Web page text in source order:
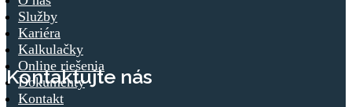
Služby
Kariéra
Kalkulačky
Online riešenia
Dokumenty
Kontakt
Kontaktujte nás